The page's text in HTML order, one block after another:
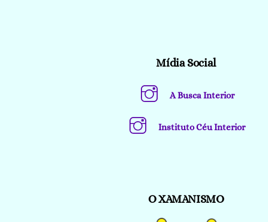
Mídia Social
A Busca Interior
Instituto Céu Interior
O XAMANISMO